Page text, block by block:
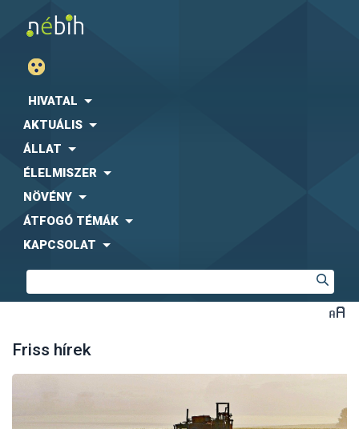
HIVATAL
AKTUÁLIS
ÁLLAT
ÉLELMISZER
NÖVÉNY
ÁTFOGÓ TÉMÁK
KAPCSOLAT
Friss hírek